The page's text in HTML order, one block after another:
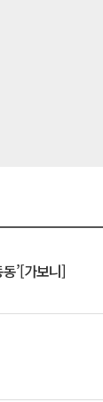
’[가보니]